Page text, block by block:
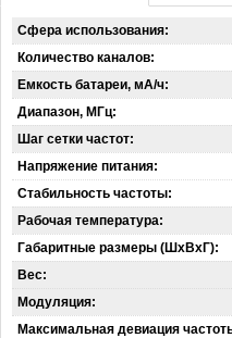
Сфера использования:
Количество каналов:
Емкость батареи, мА/ч:
Диапазон, МГц:
Шаг сетки частот:
Напряжение питания:
Стабильность частоты:
Рабочая температура:
Габаритные размеры (ШхВхГ):
Вес:
Модуляция:
Максимальная девиация